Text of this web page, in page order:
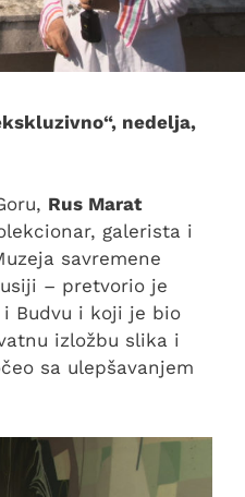
nedelja,
Rus Marat
galerista i
savremene
– pretvorio je
Budvu i koji je bio
izložbu slika i
sa ulepšavanjem